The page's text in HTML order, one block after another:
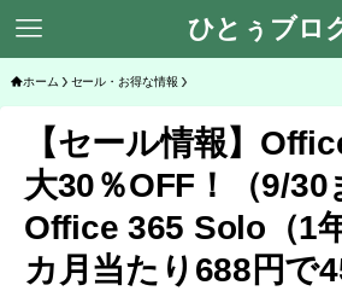
ひとぅブロ
ホーム セール・お得な情報
【セール情報】
大30％OFF！（9/30
Office 365 Solo（1
カ月当たり688円で